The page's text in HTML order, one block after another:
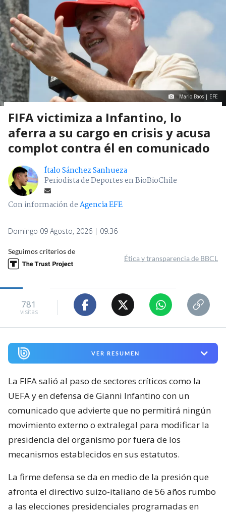
Mario Baos | EFE
FIFA victimiza a Infantino, lo
aferra a su cargo en crisis y acusa
complot contra él en comunicado
Ítalo Sánchez Sanhueza
Periodista de Deportes en BioBioChile
Con información deAgencia EFE
Domingo 09 Agosto, 2026 | 09:36
Seguimos criterios de
Ética y transparencia de BBCL
781
visitas
VER RESUMEN
La FIFA salió al paso de sectores críticos como la
UEFA y en defensa de Gianni Infantino con un
comunicado que advierte que no permitirá ningún
movimiento externo o extralegal para modificar la
presidencia del organismo por fuera de los
mecanismos establecidos en sus estatutos.
La firme defensa se da en medio de la presión que
afronta el directivo suizo-italiano de 56 años rumbo
a las elecciones presidenciales programadas en